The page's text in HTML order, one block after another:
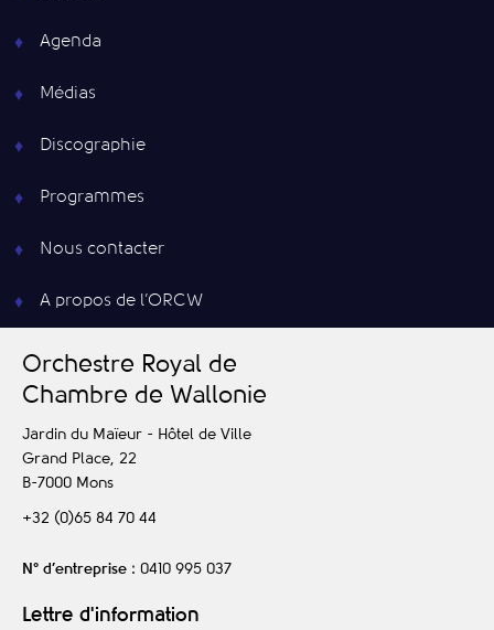
Agenda
Médias
Discographie
Programmes
Nous contacter
A propos de l’ORCW
Orchestre Royal de
Chambre de Wallonie
Jardin du Maïeur - Hôtel de Ville
Grand Place, 22
B-7000 Mons
+32 (0)65 84 70 44
N° d’entreprise : 0410 995 037
Lettre d'information